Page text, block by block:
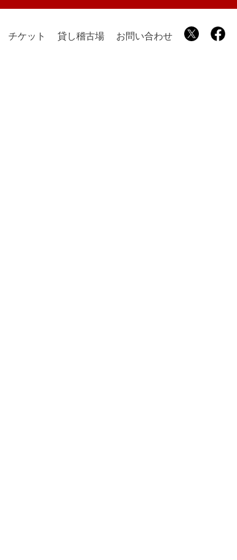
チケット 貸し稽古場 お問い合わせ